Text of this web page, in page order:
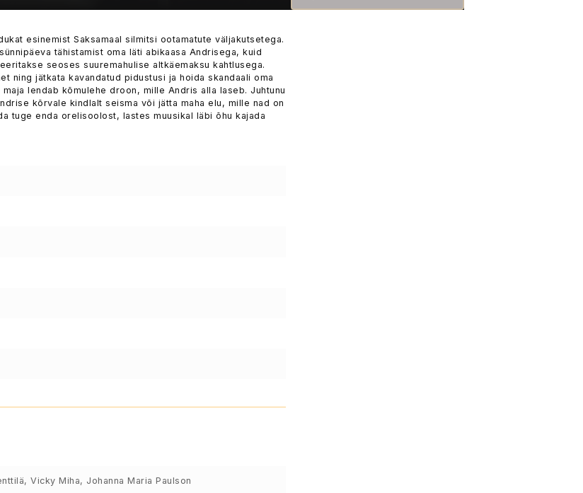
esinemist Saksamaal silmitsi ootamatute väljakutsetega.
tähistamist oma läti abikaasa Andrisega, kuid
seoses suuremahulise altkäemaksu kahtlusega.
ning jätkata kavandatud pidustusi ja hoida skandaali oma
lendab kõmulehe droon, mille Andris alla laseb. Juhtunu
kõrvale kindlalt seisma või jätta maha elu, mille nad on
tuge enda orelisoolost, lastes muusikal läbi õhu kajada
Vicky Miha, Johanna Maria Paulson